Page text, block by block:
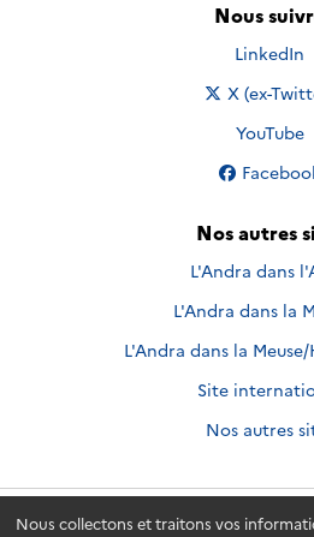
Nous collectons et traitons vos
Nous
Nous
LinkedIn
Nous suivre
X (ex-
Nous
YouTube
Nous
Nos autres
L'Andra dans
L'Andra dans la
L'Andra dans la
Site
Nos autres
Andra.fr © 2026 - Andra.